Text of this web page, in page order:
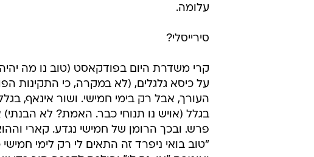
עלומה.
סירייסלי?
קרי משדרת היום בפודקאסט (טוב נו מה
על כיסא גלגלים, (לא במקרה, כי התקינות
העורך, אבל רק בימי חמישי. ושור אינאף,
בגלל (אויש נו תנוחי כבר. האמת? לא
פרש. ובכך הרומן של חמישי נגדע. קארי
"טוב בואי ניפרד זה התאים לי רק לימי